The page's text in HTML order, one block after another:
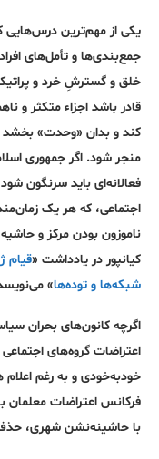
یکی از مهم‌ترین درس‌هایی
جمع‌بندی‌ها و تأمل‌های
خلق و گسترشِ خرد و
قادر باشد اجزاء متکثر و
کند و بدان «وحدت» بخشد
منجر شود. اگر جمهوری
فعالانه‌ای باید سرنگون
اجتماعی، که هر یک
ناموزون بودن مرکز و
کیانپور در یادداشت «قیام
شبکه‌ها و توده‌ها»
اگرچه کانون‌های بحران
اعتراضات گروه‌های
خود‌به‌خودی و به رغم
فرکانس‌ اعتراضات معلمان
با حاشینه‌نشن شهری،